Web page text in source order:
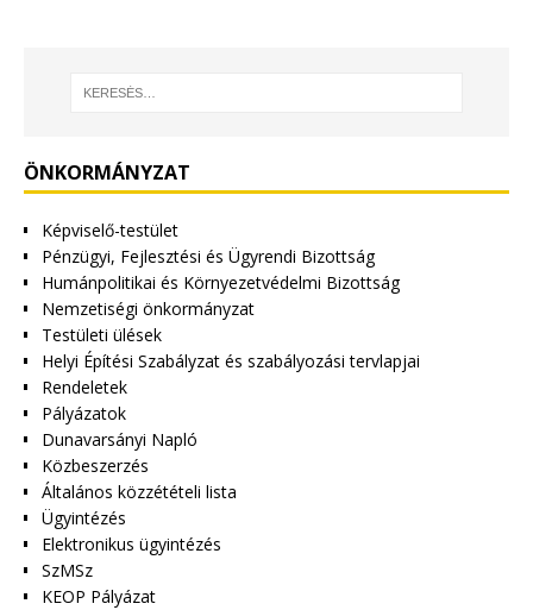
ÖNKORMÁNYZAT
Képviselő-testület
Pénzügyi, Fejlesztési és Ügyrendi Bizottság
Humánpolitikai és Környezetvédelmi Bizottság
Nemzetiségi önkormányzat
Testületi ülések
Helyi Építési Szabályzat és szabályozási tervlapjai
Rendeletek
Pályázatok
Dunavarsányi Napló
Közbeszerzés
Általános közzétételi lista
Ügyintézés
Elektronikus ügyintézés
SzMSz
KEOP Pályázat